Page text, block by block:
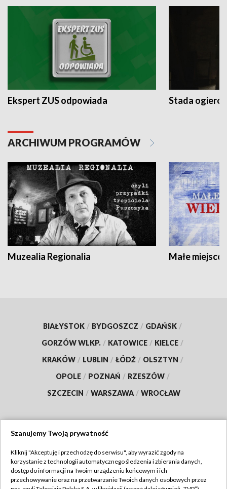
Ekspert ZUS odpowiada Stada
ARCHIWUM PROGRAMÓW
Muzealia Regionalia Małe
BIAŁYSTOK / BYDGOSZCZ / GDAŃSK /
GORZÓW WLKP. / KATOWICE / KIELCE /
KRAKÓW / LUBLIN / ŁÓDŹ / OLSZTYN /
OPOLE / POZNAŃ / RZESZÓW /
SZCZECIN / WARSZAWA / WROCŁAW
TVP
Abonament TVP
Regulamin TVP
Szanujemy Twoją prywatność
Kliknij "Akceptuję i przechodzę do serwisu", aby wyrazić zgody na
korzystanie z technologii automatycznego śledzenia i zbierania danych,
dostęp do informacji na Twoim urządzeniu końcowym i ich
przechowywanie oraz na przetwarzanie Twoich danych osobowych przez